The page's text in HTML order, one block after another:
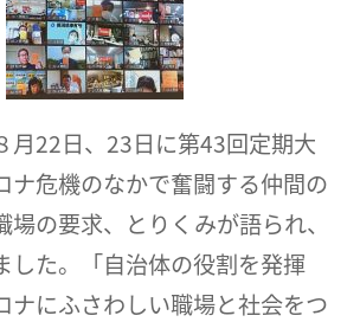
月22日、23日に第43回定期大
ナ危機のなかで奮闘する仲間の
の要求、とりくみが語られ、
した。「自治体の役割を発揮
ナにふさわしい職場と社会をつ